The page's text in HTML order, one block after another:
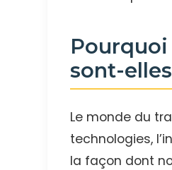
Pourquoi
sont-
Le monde du
technologies,
la façon dont